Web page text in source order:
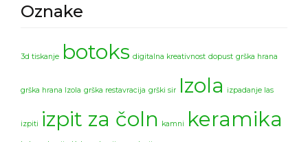
Oznake
3d tiskanje botoks digitalna kreativnost dopust grška hrana
grška hrana Izola grška restavracija grški sir Izola izpadanje las
izpiti izpit za čoln kamni keramika